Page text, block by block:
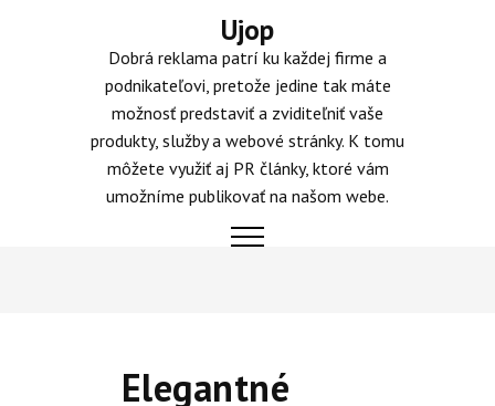
Ujop
Dobrá reklama patrí ku každej firme a
podnikateľovi, pretože jedine tak máte
možnosť predstaviť a zviditeľniť vaše
produkty, služby a webové stránky. K tomu
môžete využiť aj PR články, ktoré vám
umožníme publikovať na našom webe.
Elegantné